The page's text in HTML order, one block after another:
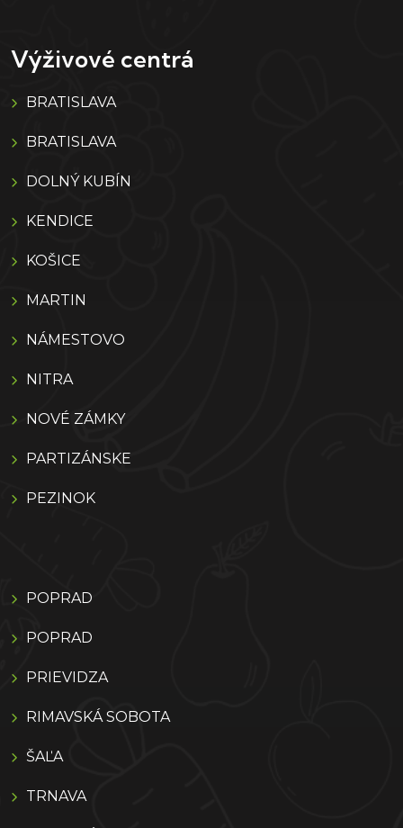
Výživové centrá
BRATISLAVA
BRATISLAVA
DOLNÝ KUBÍN
KENDICE
KOŠICE
MARTIN
NÁMESTOVO
NITRA
NOVÉ ZÁMKY
PARTIZÁNSKE
PEZINOK
POPRAD
POPRAD
PRIEVIDZA
RIMAVSKÁ SOBOTA
ŠAĽA
TRNAVA